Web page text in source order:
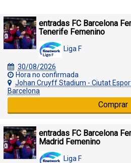
entradas FC Barcelona
Tenerife Femenino
Liga F
30/08/2026
Hora no confirmada
Johan Cruyff Stadium - Ciutat
Barcelona
Comprar
entradas FC Barcelona
Madrid Femenino
Liga F